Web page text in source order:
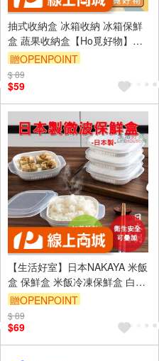
抽式收納盒 冰箱收納 冰箱保鮮
盒 蔬果收納盒【Ho覓好物】
【Ho好收】保鮮盒 冰箱收納盒
透明收納 壓克力收納盒
贈OPENPOINT
$ 89
$59
【生活好室】日本NAKAYA 米飯
盒 保鮮盒 米飯冷凍保鮮盒 白飯
收納盒 白飯盒 便當盒 保鮮盒 飯
盒 餐盒 廚房收納
贈OPENPOINT
訂單滿999享9折
$ 89
$69